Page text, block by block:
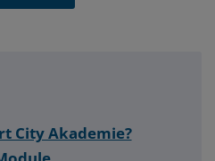
City Akademie?